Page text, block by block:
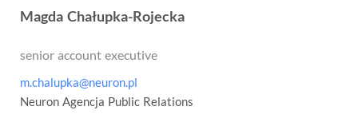
Magda Chałupka-Rojecka
senior account executive
m.chalupka@neuron.pl
Neuron Agencja Public Relations